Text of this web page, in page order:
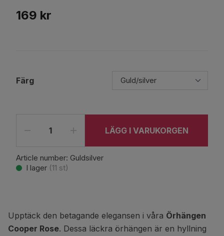
169 kr
Färg
LÄGG I VARUKORGEN
Article number: Guldsilver
I lager (11 st)
Upptäck den betagande elegansen i våra Örhängen
Cooper Rose. Dessa läckra örhängen är en hyllning